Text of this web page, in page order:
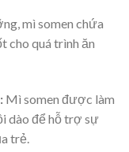
mì somen chứa
cho quá trình ăn
Mì somen được làm
dào để hỗ trợ sự
trẻ.